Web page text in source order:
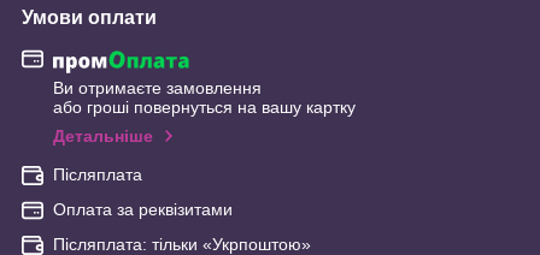
Умови оплати
Ви отримаєте замовлення
або гроші повернуться на вашу картку
Детальніше
Післяплата
Оплата за реквізитами
Післяплата: тільки «Укрпоштою»